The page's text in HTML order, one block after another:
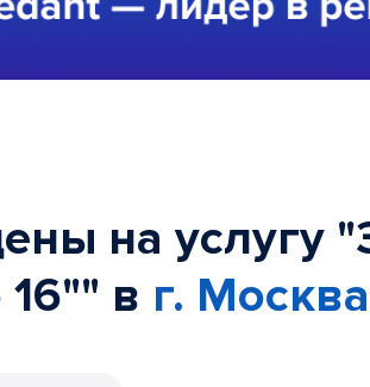
на услугу
в г. Москва